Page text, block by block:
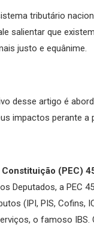
tributário
salientar que
justo e equânime.
desse artigo é
impactos perante a
(PEC)
Deputados, a PEC
(IPI, PIS, Cofins,
o famoso